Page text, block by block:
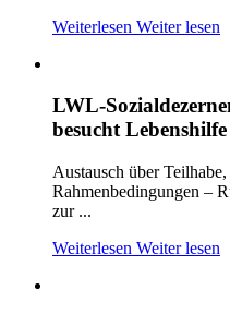
Weiterlesen Weiter lesen
LWL-
besucht
Austausch über
Rahmenbedingungen –
zur ...
Weiterlesen Weiter lesen